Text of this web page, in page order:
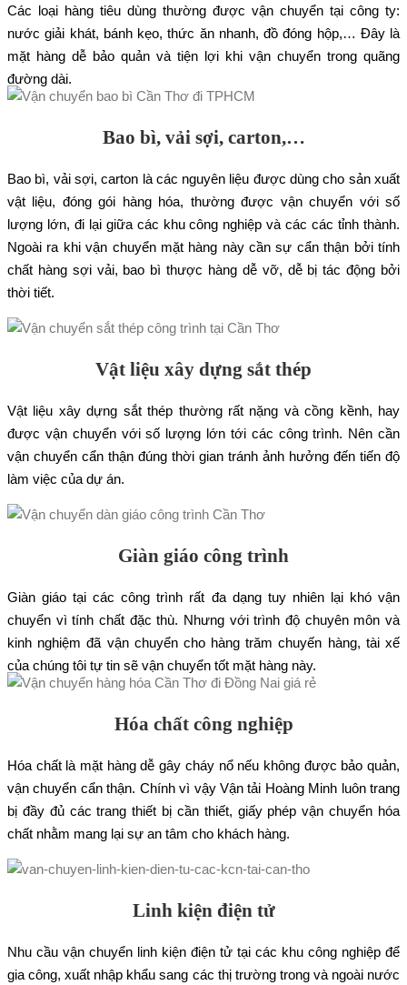
Các loại hàng tiêu dùng thường được vận chuyển tại công ty:
nước giải khát, bánh kẹo, thức ăn nhanh, đồ đóng hộp,… Đây là
mặt hàng dễ bảo quản và tiện lợi khi vận chuyển trong quãng
đường dài.
Bao bì, vải sợi, carton,…
Bao bì, vải sợi, carton là các nguyên liệu được dùng cho sản xuất
vật liệu, đóng gói hàng hóa, thường được vận chuyển với số
lượng lớn, đi lại giữa các khu công nghiệp và các các tỉnh thành.
Ngoài ra khi vận chuyển mặt hàng này cần sự cẩn thận bởi tính
chất hàng sợi vải, bao bì thược hàng dễ vỡ, dễ bị tác động bởi
thời tiết.
Vật liệu xây dựng sắt thép
Vật liệu xây dựng sắt thép thường rất nặng và cồng kềnh, hay
được vận chuyển với số lượng lớn tới các công trình. Nên cần
vận chuyển cẩn thận đúng thời gian tránh ảnh hưởng đến tiến độ
làm việc của dự án.
Giàn giáo công trình
Giàn giáo tại các công trình rất đa dạng tuy nhiên lại khó vận
chuyển vì tính chất đặc thù. Nhưng với trình độ chuyên môn và
kinh nghiệm đã vận chuyển cho hàng trăm chuyến hàng, tài xế
của chúng tôi tự tin sẽ vận chuyển tốt mặt hàng này.
Hóa chất công nghiệp
Hóa chất là mặt hàng dễ gây cháy nổ nếu không được bảo quản,
vận chuyển cẩn thận. Chính vì vậy Vận tải Hoàng Minh luôn trang
bị đầy đủ các trang thiết bị cần thiết, giấy phép vận chuyển hóa
chất nhằm mang lại sự an tâm cho khách hàng.
Linh kiện điện tử
Nhu cầu vận chuyển linh kiện điện tử tại các khu công nghiệp để
gia công, xuất nhập khẩu sang các thị trường trong và ngoài nước